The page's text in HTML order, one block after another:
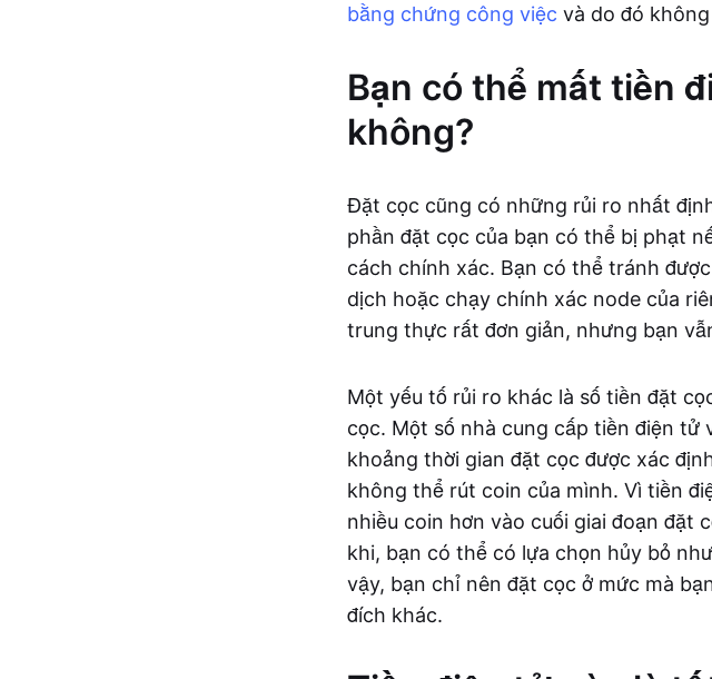
bằng chứng công việc và do đó
Bạn có thể mất tiền
không?
Đặt cọc cũng có những rủi ro nhất
phần đặt cọc của bạn có thể bị phạt
cách chính xác. Bạn có thể tránh
dịch hoặc chạy chính xác node của
trung thực rất đơn giản, nhưng bạn
Một yếu tố rủi ro khác là số tiền đặt
cọc. Một số nhà cung cấp tiền điện tử
khoảng thời gian đặt cọc được xác
không thể rút coin của mình. Vì tiền
nhiều coin hơn vào cuối giai đoạn
khi, bạn có thể có lựa chọn hủy bỏ
vậy, bạn chỉ nên đặt cọc ở mức mà
đích khác.